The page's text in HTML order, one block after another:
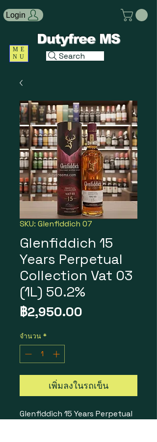
ME
NU
Search
Login
Dutyfree MS
SKU: Glenfiddich 07
Glenfiddich 15
Years Perpetual
Collection Vat 03
(1L) 50.2%
฿2,950.00
จำนวน *
เพิ่มลงในรถเข็น
Glenfiddich 15 Years Perpetual